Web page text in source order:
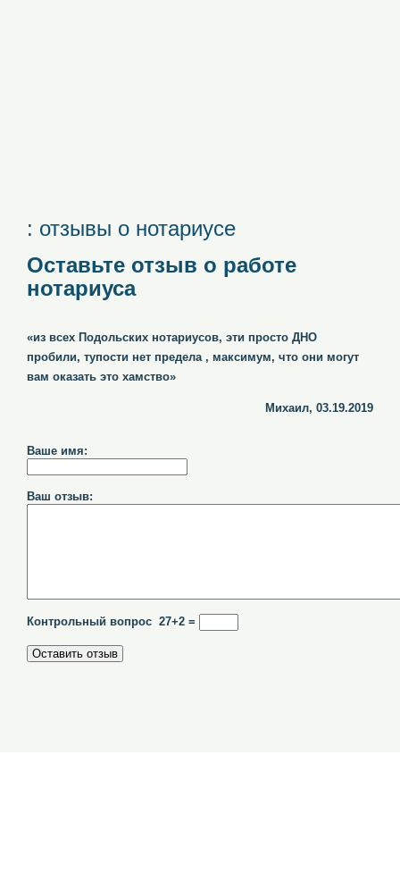
: отзывы о нотариусе
Оставьте отзыв о работе
нотариуса
«из всех Подольских нотариусов, эти просто ДНО
пробили, тупости нет предела , максимум, что они могут
вам оказать это хамство»
Михаил, 03.19.2019
Ваше имя:
Ваш отзыв:
Контрольный вопрос 27+2 =